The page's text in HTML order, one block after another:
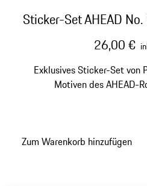
Sticker-Set AHEAD
26,00 €
Exklusives Sticker-Set von
Motiven des AHEAD-
Zum Warenkorb hinzufügen